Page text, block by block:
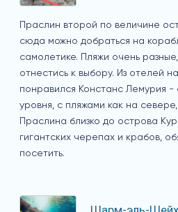
Праслин второй по величине
сюда можно добраться на
самолетике. Пляжи очень
отнестись к выбору. Из отелей
понравился Констанс Лемурия -
уровня, с пляжами как на
Праслина близко до острова
гигантских черепах и крабов,
посетить.